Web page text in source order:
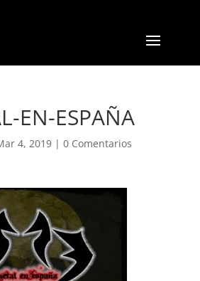
EN-ESPAÑA
4, 2019| 0 Comentarios